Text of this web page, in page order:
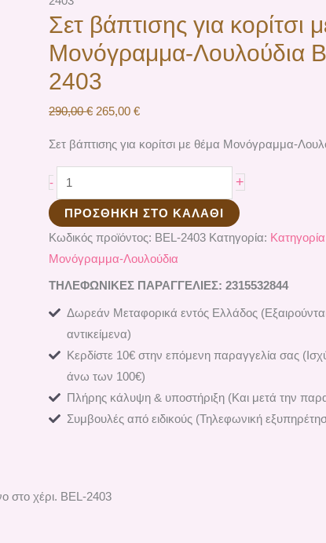
Σετ βάπτισης για κορίτσι
Μονόγραμμα-Λουλούδια
2403
290,00€ 265,00 €
Σετ βάπτισης για κορίτσι με θέμα Μονόγραμμα-
- +
ΠΡΟΣΘΉΚΗ ΣΤΟ ΚΑΛΆΘΙ
Κωδικός προϊόντος: ΒEL-2403 Κατηγορία:
Μονόγραμμα-Λουλούδια
ΤΗΛΕΦΩΝΙΚΕΣ ΠΑΡΑΓΓΕΛΙΕΣ: 2315532844
Δωρεάν Μεταφορικά εντός Ελλάδος
αντικείμενα)
Κερδίστε 10€ στην επόμενη παραγγελία σας
άνω των 100€)
Πλήρης κάλυψη & υποστήριξη (Και μετά την
Συμβουλές από ειδικούς (Τηλεφωνική
στο χέρι. ΒEL-2403